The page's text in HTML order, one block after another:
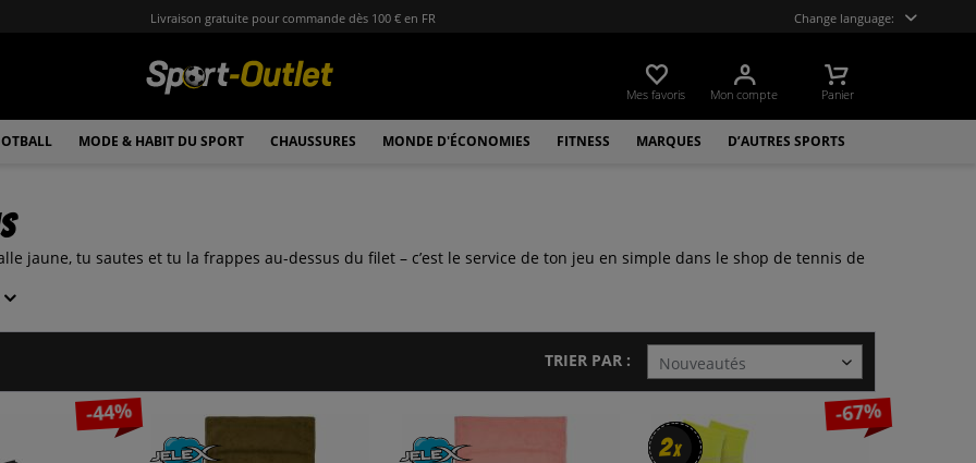
Livraison gratuite pour commande dès 100 € en FR Change language:
Mes favoris Mon compte Panier
MODE & HABIT DU SPORT CHAUSSURES MONDE D'ÉCONOMIES FITNESS MARQUES D’AUTRES SPORTS
jaune, tu sautes et tu la frappes au-dessus du filet – c’est le service de ton jeu en simple dans le shop de tennis de
TRIER PAR :
-44%
2x
2x
-67%